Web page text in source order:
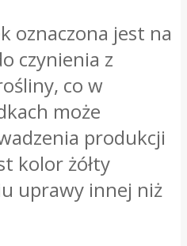
oznaczona jest na
czynienia z
co w
może
produkcji
kolor żółty
uprawy innej niż